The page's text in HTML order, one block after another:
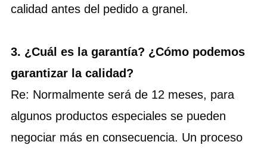
calidad antes del pedido a granel.
3. ¿Cuál es la garantía? ¿Cómo podemos
garantizar la calidad?
Re: Normalmente será de 12 meses, para
algunos productos especiales se pueden
negociar más en consecuencia. Un proceso